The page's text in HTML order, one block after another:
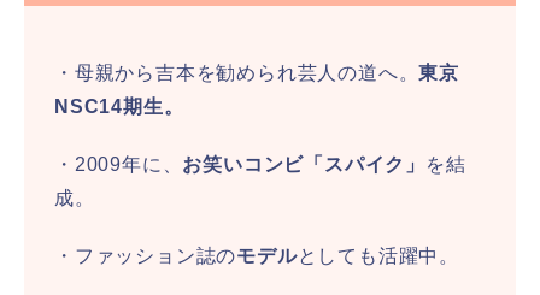
・母親から吉本を勧められ芸人の道へ。東京
NSC14期生。
・2009年に、 お笑いコンビ「スパイク」
を結
成。
・ファッション誌のモデルとしても活躍中。